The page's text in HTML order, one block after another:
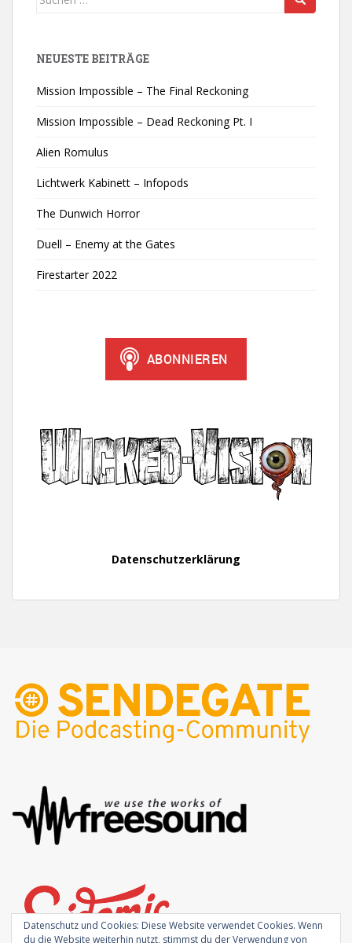
NEUESTE BEITRÄGE
Mission Impossible – The Final Reckoning
Mission Impossible – Dead Reckoning Pt. I
Alien Romulus
Lichtwerk Kabinett – Infopods
The Dunwich Horror
Duell – Enemy at the Gates
Firestarter 2022
Datenschutzerklärung
Datenschutz und Cookies: Diese Website verwendet Cookies. Wenn
du die Website weiterhin nutzt, stimmst du der Verwendung von